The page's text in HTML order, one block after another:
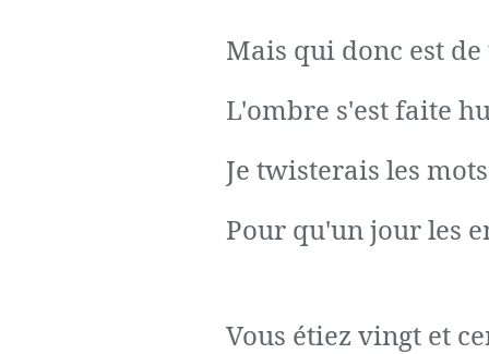
Mais qui donc est
L'ombre s'est faite
Je twisterais les
Pour qu'un jour les
Vous étiez vingt et